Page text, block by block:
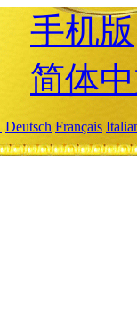
手机版
简体
Deutsch Français